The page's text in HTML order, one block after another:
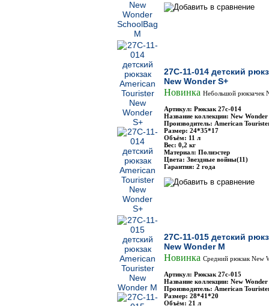
27C-11-014 детский
New Wonder S+
Новинка Небольшой рюкзачек
Артикул: Рюкзак 27с-014
Название коллекции: New
Производитель: American
Размер: 24*35*17
Объём: 11 л
Вес: 0,2 кг
Материал: Полиэстер
Цвета: Звездные войны(11)
Гарантия: 2 года
27C-11-015 детский
New Wonder M
Новинка Средний рюкзак New
Артикул: Рюкзак 27с-015
Название коллекции: New
Производитель: American
Размер: 28*41*20
Объём: 21 л